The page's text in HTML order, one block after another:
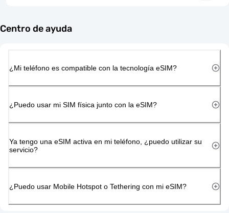
Centro de ayuda
¿Mi teléfono es compatible con la tecnología eSIM?
¿Puedo usar mi SIM física junto con la eSIM?
Ya tengo una eSIM activa en mi teléfono, ¿puedo utilizar su
servicio?
¿Puedo usar Mobile Hotspot o Tethering con mi eSIM?